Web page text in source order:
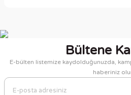
Görüş ve önerileriniz için teşekkür
Ürün resmi kalitesiz, bozuk veya
Ürün açıklamasında eksik bilgiler
Bültene
E-bülten listemize kaydolduğunuzda,
haberiniz